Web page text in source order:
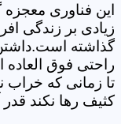
این فناوری معجزه
زیادی بر زندگی
گذاشته
راحتی فوق
تا زمانی که خراب
کثیف رها نکند قدر